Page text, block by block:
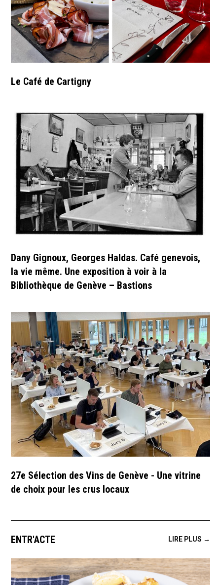
Le Café de Cartigny
Dany Gignoux, Georges Haldas. Café genevois,
la vie même. Une exposition à voir à la
Bibliothèque de Genève – Bastions
27e Sélection des Vins de Genève - Une vitrine
de choix pour les crus locaux
ENTR'ACTE LIRE PLUS →